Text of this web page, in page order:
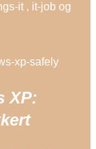
it , it-job og
xp-safely
XP: